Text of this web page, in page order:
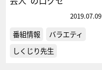
2019.07.09
番組情報
バラエティ
しくじり先生